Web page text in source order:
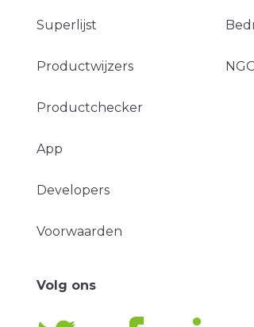
Superlijst
Productwijzers
Productchecker
App
Developers
Voorwaarden
Volg ons